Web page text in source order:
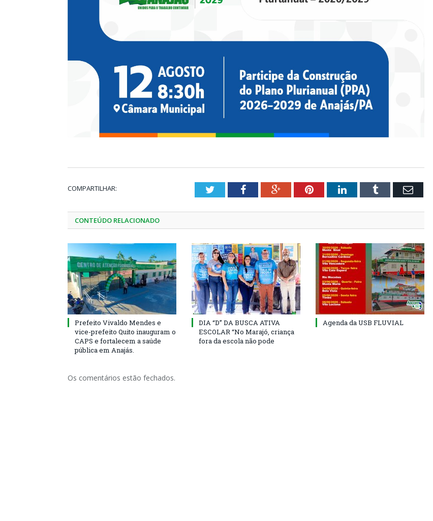
COMPARTILHAR: TwitterFacebookGoogle+PinterestLinkedInTumblr Email
CONTEÚDO RELACIONADO
Prefeito Vivaldo Mendes e
vice-prefeito Quito inauguram o
CAPS e fortalecem a saúde
pública em Anajás.
DIA “D” DA BUSCA ATIVA
ESCOLAR “No Marajó, criança
fora da escola não pode
Agenda da USB FLUVIAL
Os comentários estão fechados.